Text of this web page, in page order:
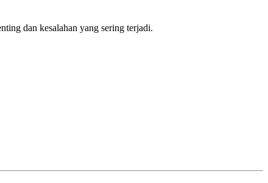
dan kesalahan yang sering terjadi.